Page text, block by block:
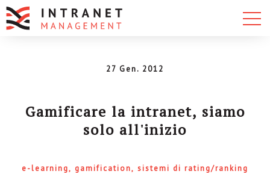
27 Gen. 2012
Gamificare la intranet, siamo
solo all'inizio
e-learning gamification sistemi di rating/ranking